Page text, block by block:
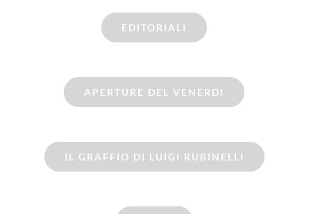
EDITORIALI
APERTURE DEL VENERDI
IL GRAFFIO DI LUIGI RUBINELLI